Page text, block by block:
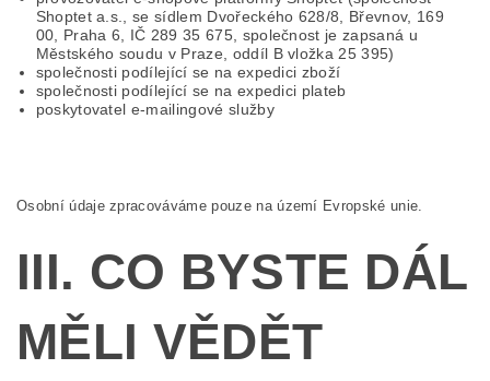
Shoptet a.s., se sídlem Dvořeckého 628/8, Břevnov, 169
00, Praha 6, IČ 289 35 675, společnost je zapsaná u
Městského soudu v Praze, oddíl B vložka 25 395)
společnosti podílející se na expedici zboží
společnosti podílející se na expedici plateb
poskytovatel e-mailingové služby
Osobní údaje zpracováváme pouze na území Evropské unie.
III. CO BYSTE DÁL
MĚLI VĚDĚT